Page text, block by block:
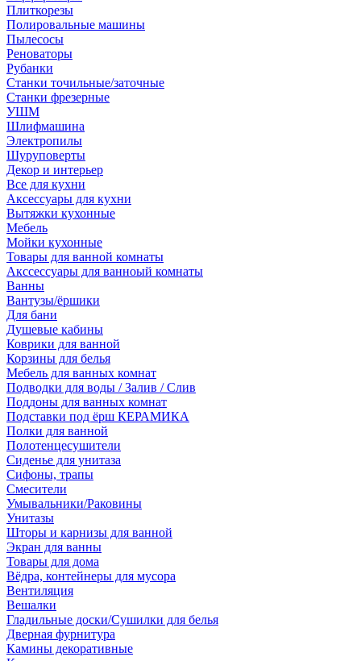
Плиткорезы
Полировальные машины
Пылесосы
Реноваторы
Рубанки
Станки точильные/заточные
Станки фрезерные
УШМ
Шлифмашина
Электропилы
Шуруповерты
Декор и интерьер
Все для кухни
Аксессуары для кухни
Вытяжки кухонные
Мебель
Мойки кухонные
Товары для ванной комнаты
Акссессуары для ванноый комнаты
Ванны
Вантузы/ёршики
Для бани
Душевые кабины
Коврики для ванной
Корзины для белья
Мебель для ванных комнат
Подводки для воды / Залив / Слив
Поддоны для ванных комнат
Подставки под ёрш КЕРАМИКА
Полки для ванной
Полотенцесушители
Сиденье для унитаза
Сифоны, трапы
Смесители
Умывальники/Раковины
Унитазы
Шторы и карнизы для ванной
Экран для ванны
Товары для дома
Вёдра, контейнеры для мусора
Вентиляция
Вешалки
Гладильные доски/Сушилки для белья
Дверная фурнитура
Камины декоративные